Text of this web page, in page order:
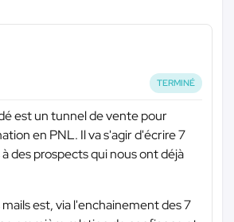
TERMINÉ
est un tunnel de vente pour
en PNL. Il va s'agir d'écrire 7
des prospects qui nous ont déjà
est, via l'enchainement des 7